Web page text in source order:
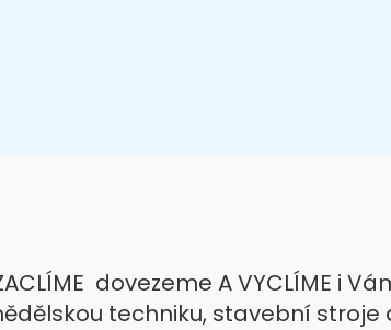
dovezeme A VYCLÍME i
techniku, stavební stroje